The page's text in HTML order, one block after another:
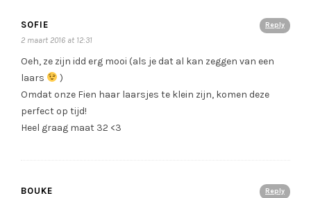
Reply
SOFIE
2 maart 2016 at 12:31
Oeh, ze zijn idd erg mooi (als je dat al kan zeggen van een
laars
)
Omdat onze Fien haar laarsjes te klein zijn, komen deze
perfect op tijd!
Heel graag maat 32 <3
Reply
BOUKE